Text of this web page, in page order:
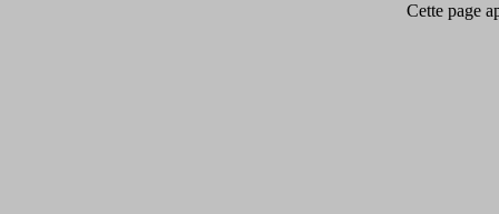
Cette page